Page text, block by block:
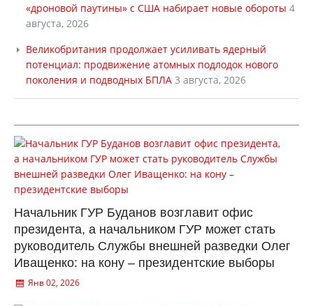
«дроновой паутины» с США набирает новые обороты 4
августа, 2026
Великобритания продолжает усиливать ядерный
потенциал: продвижение атомных подлодок нового
поколения и подводных БПЛА 3 августа, 2026
Начальник ГУР Буданов возглавит офис
президента, а начальником ГУР может стать
руководитель Службы внешней разведки Олег
Иващенко: на кону – президентские выборы
Янв 02, 2026